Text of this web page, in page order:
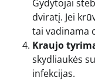
Gydytojai
dviratį. Jei
tai vadinama
Kraujo
skydliaukės
infekcijas.